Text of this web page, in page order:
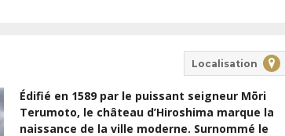
Localisation
Édifié en 1589 par le puissant seigneur Mōri
Terumoto, le château d’Hiroshima marque la
naissance de la ville moderne. Surnommé le